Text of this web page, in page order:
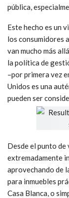
pública,
Este hecho es un
los consumidores
van mucho más
la política de
–por primera vez
Unidos es una
pueden ser
Desde el punto
extremadamente
aprovechando de
para inmuebles
Casa Blanca, o